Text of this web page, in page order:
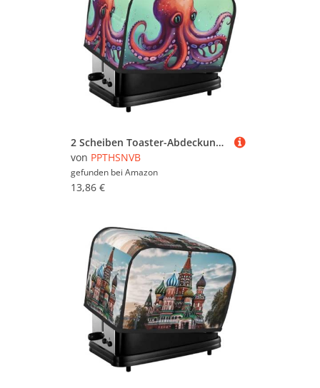
2 Scheiben Toaster-Abdeckung mit Taschen und Griff oben, kleine Brotbackmaschinen-Abdeckungen, niedlicher Oktopus, Küche, kleine Geräte, waschbar, universelle Ofenabdeckungen
von PPTHSNVB
gefunden bei Amazon
13,86 €